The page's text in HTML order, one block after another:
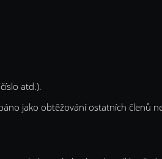
atd.).
jako obtěžování ostatních členů